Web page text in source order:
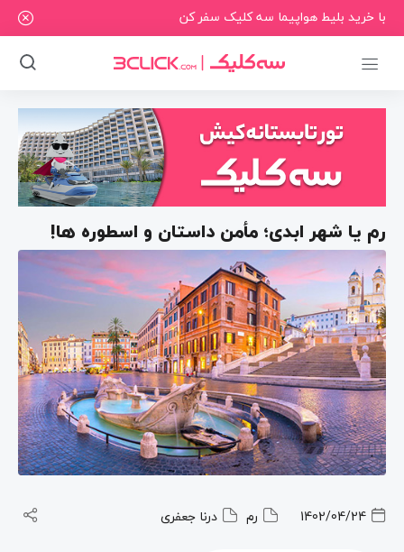
با خرید بلیط هواپیما سه کلیک سفر کن
رم یا شهر ابدی؛ مأمن داستان و اسطوره ها!
1402/04/24 رم درنا جعفری